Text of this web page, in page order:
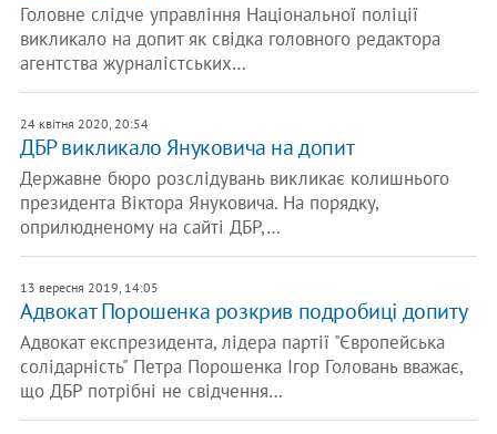
Головне слідче управління Національної поліції
викликало на допит як свідка головного редактора
агентства журналістських…
24 квітня 2020, 20:54
ДБР викликало Януковича на допит
Державне бюро розслідувань викликає колишнього
президента Віктора Януковича. На порядку,
оприлюдненому на сайті ДБР,…
13 вересня 2019, 14:05
Адвокат Порошенка розкрив подробиці допиту
Адвокат експрезидента, лідера партії "Європейська
солідарність" Петра Порошенка Ігор Головань вважає,
що ДБР потрібні не свідчення…